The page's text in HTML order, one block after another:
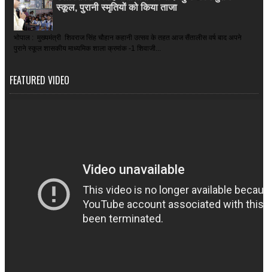
स्कूल, पुरानी स्मृतियों को किया ताजा
भोपाल : मुख्यमंत्री शिवराज सिंह चौहान कहानी उत्सव के तहत आज सैंतालीस वर्ष बाद अपने
पुराने स्कूल शासकीय माध्यमिक शाला क्रमांक -1 शिवाजी...
FEATURED VIDEO